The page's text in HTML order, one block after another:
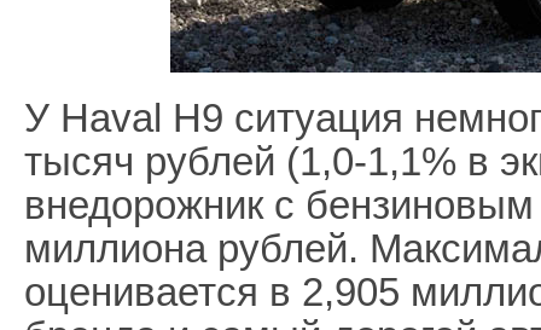
У Haval H9 ситуация
тысяч рублей (1,0-1,1% в
внедорожник с
миллиона рублей.
оценивается в 2,905